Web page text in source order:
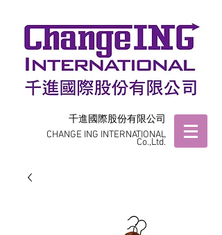
千進國際股份有限公司
CHANGE ING INTERNATIONAL
Co.,Ltd.